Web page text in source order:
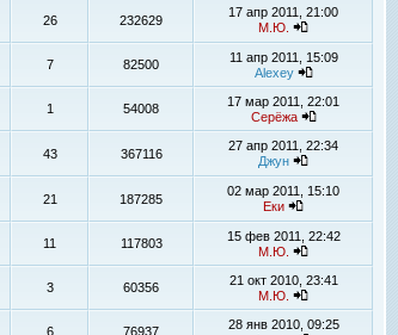
26 232629
17 апр 2011, 21:00
М.Ю.
7 82500
11 апр 2011, 15:09
Alexey
1 54008
17 мар 2011, 22:01
Серёжа
43 367116
27 апр 2011, 22:34
Джун
21 187285
02 мар 2011, 15:10
Еки
11 117803
15 фев 2011, 22:42
М.Ю.
3 60356
21 окт 2010, 23:41
М.Ю.
6 76937
28 янв 2010, 09:25